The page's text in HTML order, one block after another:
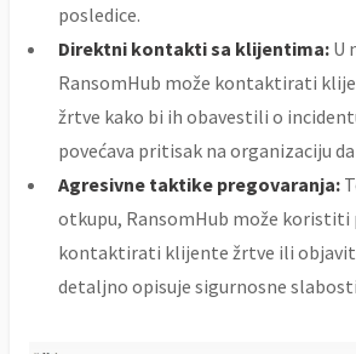
posledice.
Direktni kontakti sa klijentima: U
RansomHub može kontaktirati
žrtve kako bi ih obavestili o
povećava pritisak na organizaciju
Agresivne taktike pregovaranja:
otkupu, RansomHub može koristiti
kontaktirati klijente žrtve ili
detaljno opisuje sigurnosne